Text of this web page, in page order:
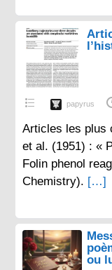
papyrus
Articles les plus
et al. (1951) : «
Folin phenol
Chemistry). […]
ou